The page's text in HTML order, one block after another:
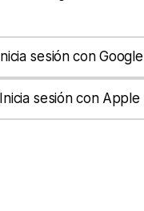
Inicia sesión con Google
Inicia sesión con Apple